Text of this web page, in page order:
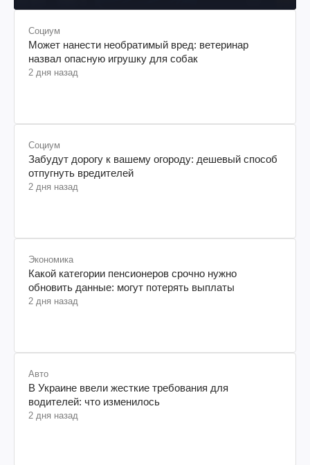
Социум
Может нанести необратимый вред: ветеринар
назвал опасную игрушку для собак
2 дня назад
Социум
Забудут дорогу к вашему огороду: дешевый способ
отпугнуть вредителей
2 дня назад
Экономика
Какой категории пенсионеров срочно нужно
обновить данные: могут потерять выплаты
2 дня назад
Авто
В Украине ввели жесткие требования для
водителей: что изменилось
2 дня назад